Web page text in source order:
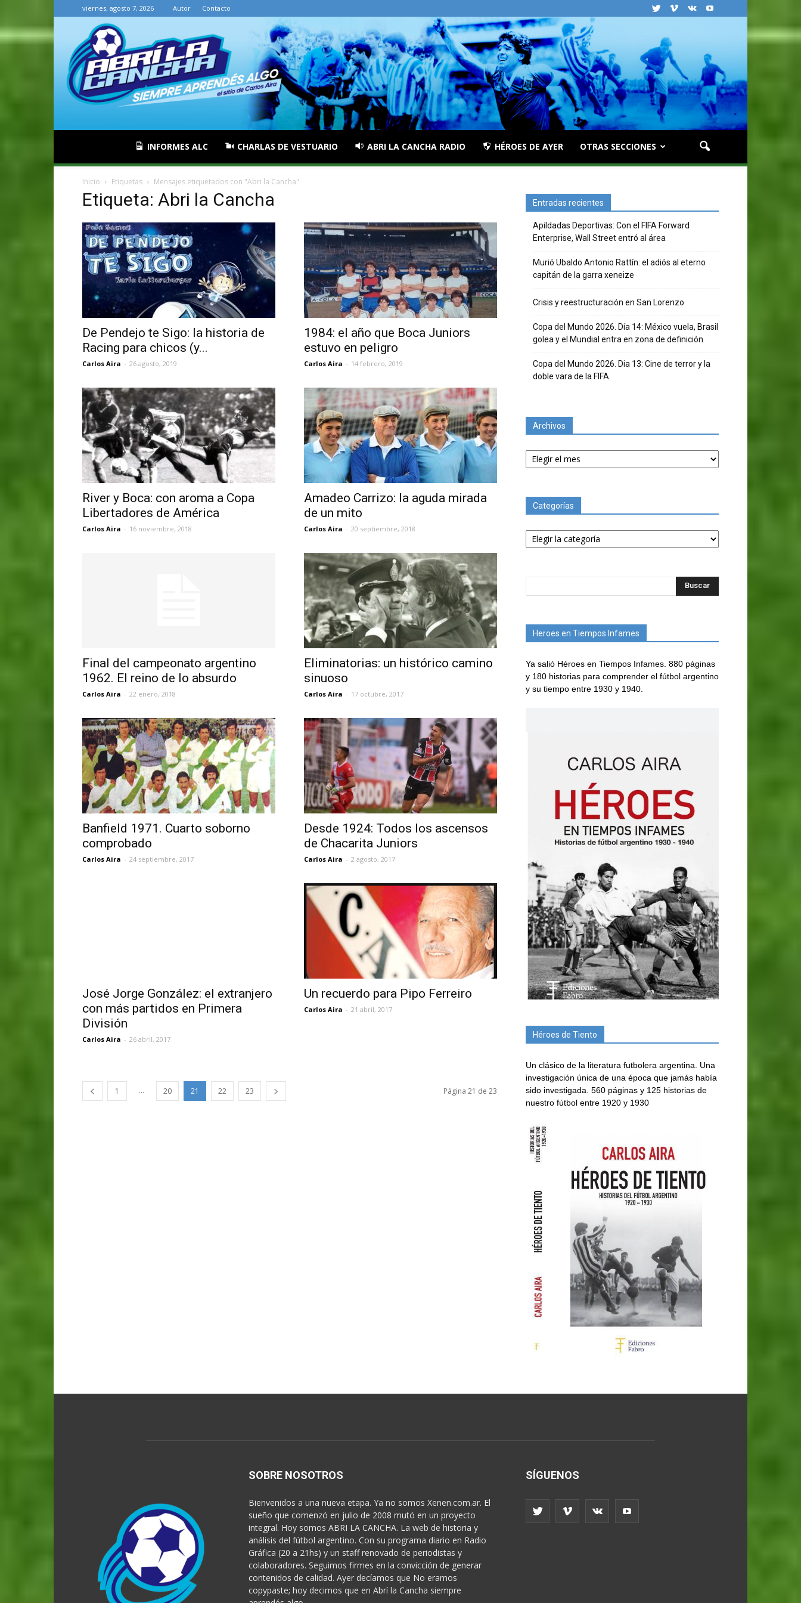
viernes, agosto 7, 2026 Autor Contacto
INFORMES ALC CHARLAS DE VESTUARIO ABRI LA CANCHA RADIO HÉROES DE AYER OTRAS SECCIONES
Inicio Etiquetas Mensajes etiquetados con "Abri la Cancha"
Etiqueta: Abri la Cancha
De Pendejo te Sigo: la historia de
Racing para chicos (y...
Carlos Aira - 26 agosto, 2019
1984: el año que Boca Juniors
estuvo en peligro
Carlos Aira - 14 febrero, 2019
River y Boca: con aroma a Copa
Libertadores de América
Carlos Aira - 16 noviembre, 2018
Amadeo Carrizo: la aguda mirada
de un mito
Carlos Aira - 20 septiembre, 2018
Final del campeonato argentino
1962. El reino de lo absurdo
Carlos Aira - 22 enero, 2018
Eliminatorias: un histórico camino
sinuoso
Carlos Aira - 17 octubre, 2017
Banfield 1971. Cuarto soborno
comprobado
Carlos Aira - 24 septiembre, 2017
Desde 1924: Todos los ascensos
de Chacarita Juniors
Carlos Aira - 2 agosto, 2017
José Jorge González: el extranjero
con más partidos en Primera
División
Carlos Aira - 26 abril, 2017
Un recuerdo para Pipo Ferreiro
Carlos Aira - 21 abril, 2017
1 ... 20 21 22 23 Página 21 de 23
Entradas recientes
Apildadas Deportivas: Con el FIFA Forward
Enterprise, Wall Street entró al área
Murió Ubaldo Antonio Rattín: el adiós al eterno
capitán de la garra xeneize
Crisis y reestructuración en San Lorenzo
Copa del Mundo 2026. Día 14: México vuela, Brasil
golea y el Mundial entra en zona de definición
Copa del Mundo 2026. Dia 13: Cine de terror y la
doble vara de la FIFA
Archivos
Archivos
Categorías
Categorías
Heroes en Tiempos Infames
Ya salió Héroes en Tiempos Infames. 880 páginas
y 180 historias para comprender el fútbol argentino
y su tiempo entre 1930 y 1940.
Héroes de Tiento
Un clásico de la literatura futbolera argentina. Una
investigación única de una época que jamás había
sido investigada. 560 páginas y 125 historias de
nuestro fútbol entre 1920 y 1930
SOBRE NOSOTROS
Bienvenidos a una nueva etapa. Ya no somos Xenen.com.ar. El
sueño que comenzó en julio de 2008 mutó en un proyecto
integral. Hoy somos ABRI LA CANCHA. La web de historia y
análisis del fútbol argentino. Con su programa diario en Radio
Gráfica (20 a 21hs) y un staff renovado de periodistas y
colaboradores. Seguimos firmes en la convicción de generar
contenidos de calidad. Ayer decíamos que No eramos
copypaste; hoy decimos que en Abrí la Cancha siempre
SÍGUENOS